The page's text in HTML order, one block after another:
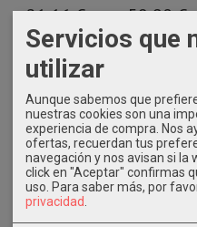
21,16 €
52,90 €
58,90 €
Servicios que
utilizar
Aunque sabemos que
nuestras cookies son una
experiencia de compra. Nos
ofertas, recuerdan tus
navegación y nos avisan si la
click en "Aceptar" confirmas
uso. Para saber más, por
privacidad